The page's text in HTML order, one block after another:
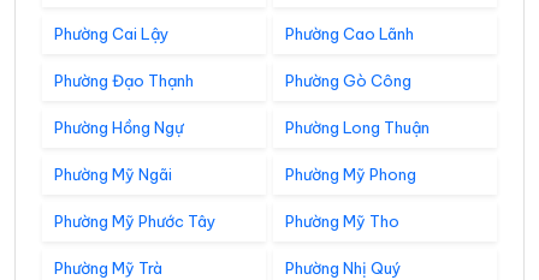
Phường Cai Lậy Phường Cao Lãnh
Phường Đạo Thạnh Phường Gò Công
Phường Hồng Ngự Phường Long Thuận
Phường Mỹ Ngãi Phường Mỹ Phong
Phường Mỹ Phước Tây Phường Mỹ Tho
Phường Mỹ Trà Phường Nhị Quý